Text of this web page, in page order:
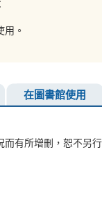
用。
在圖書館使用
有所增刪，恕不另行